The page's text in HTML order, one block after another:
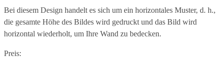
Bei diesem Design handelt es sich um ein horizontales Muster, d. h.,
die gesamte Höhe des Bildes wird gedruckt und das Bild wird
horizontal wiederholt, um Ihre Wand zu bedecken.
Preis: